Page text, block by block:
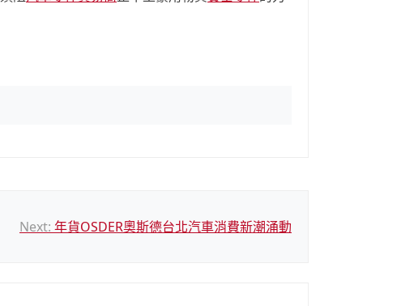
Next: 年貨OSDER奧斯德台北汽車消費新潮涌動